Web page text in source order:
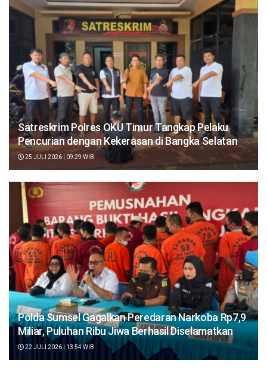
Satreskrim Polres OKU Timur Tangkap Pelaku
Pencurian dengan Kekerasan di Bangka Selatan
25 JULI 2026 | 09:29 WIB
Polda Sumsel Gagalkan Peredaran Narkoba Rp7,9
Miliar, Puluhan Ribu Jiwa Berhasil Diselamatkan
22 JULI 2026 | 13:54 WIB